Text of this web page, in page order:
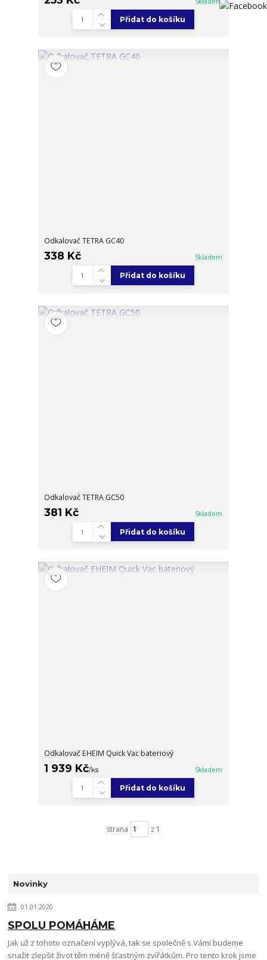
Přidat do košíku
Odkalovač TETRA GC40
338 Kč Skladem
Přidat do košíku
Odkalovač TETRA GC50
381 Kč Skladem
Přidat do košíku
Odkalovač EHEIM Quick Vac bateriový
1 939 Kč/ks Skladem
Přidat do košíku
strana z 1
Novinky
01.01.2020
SPOLU POMÁHÁME
Jak už z tohoto označení vyplývá, tak se společně s Vámi budeme
snažit zlepšit život těm méně šťastným zvířátkům. Pro tento krok jsme